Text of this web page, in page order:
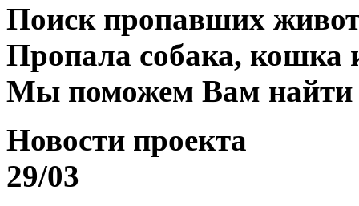
Поиск пропавших
Пропала собака, кошка
Мы поможем Вам найти
Новости проекта
29/03